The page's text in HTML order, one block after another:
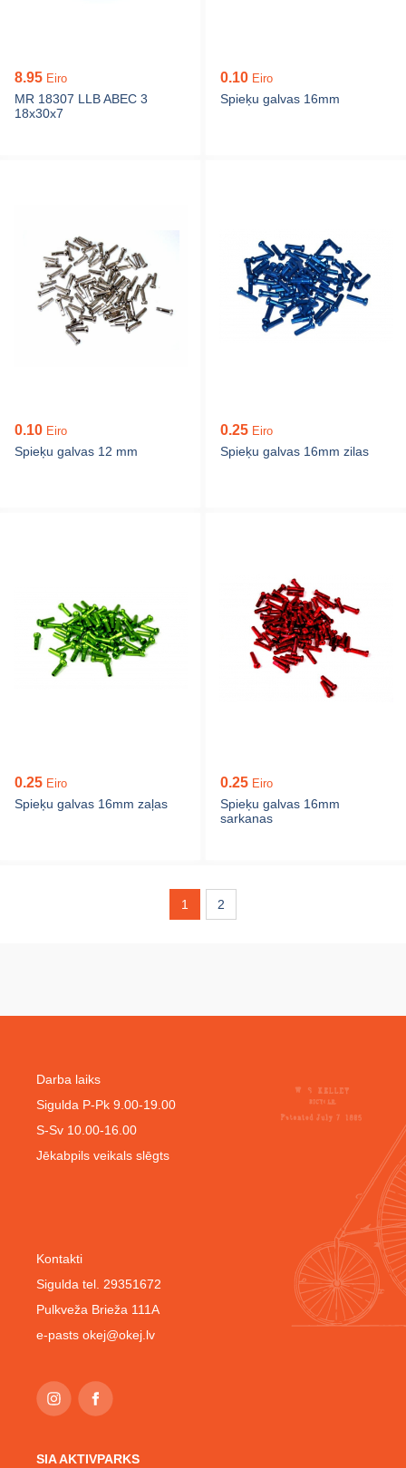
8.95 Eiro
MR 18307 LLB ABEC 3
18x30x7
0.10 Eiro
Spieķu galvas 16mm
0.10 Eiro
Spieķu galvas 12 mm
0.25 Eiro
Spieķu galvas 16mm zilas
0.25 Eiro
Spieķu galvas 16mm zaļas
0.25 Eiro
Spieķu galvas 16mm
sarkanas
1 2
Kontakti
Sigulda tel. 29351672
Pulkveža Brieža 111A
e-pasts okej@okej.lv
Darba laiks
Sigulda P-Pk 9.00-19.00
S-Sv 10.00-16.00
Jēkabpils veikals slēgts
SIA AKTIVPARKS